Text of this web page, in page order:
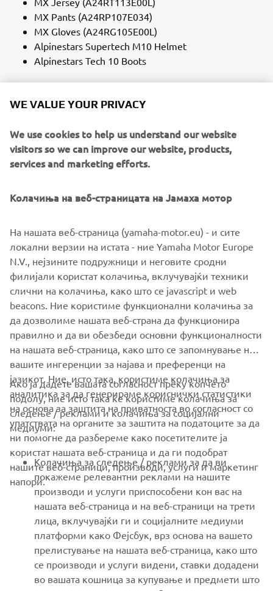
MX Pants (A24RP107E034)
MX Gloves (A24RG105E00L)
Alpinestars Supertech M10 Helmet
Alpinestars Tech 10 Boots
CORPORATE
FOR BUSINESS
MORE YAMAHA
SUPPORT
NEWSLETTER
WE VALUE YOUR PRIVACY
We use cookies to help us understand our website
visitors so we can improve our website, products,
services and marketing efforts.
Колачиња на веб-страницата на Јамаха мотор
На нашата веб-страница (yamaha-motor.eu) - и сите
локални верзии на истата - ние Yamaha Motor Europe
N.V., нејзините подружници и неговите сродни
филијали користат колачиња, вклучувајќи техники
слични на колачиња, како што се javascript и web
beacons. Ние користиме функционални колачиња за
да дозволиме нашата веб-страна да функционира
правилно и да ви обезбеди основни функционалности
на нашата веб-страница, како што се запомнување на
вашите ингеренции за најава и преференци на
јазикот. Ние, исто така, користиме колачиња за
аналитика за да генерираме кориснички статистики
на основа за заштита на приватноста во согласност со
упатствата на органите за заштита на податоците за да
ни помогне да разбереме како посетителите ја
користат нашата веб-страница и да ги подобрат
нашите веб-страници, производи, услуги и маркетинг
напори.
Ако ја дадете вашата согласност преку копчето
подолу, ние исто така ќе користиме колачиња за
следење / реклами и колачиња за социјални
медиуми:
Колачиња за следење / реклами за да ви
покажеме релевантни реклами на нашите
производи и услуги приспособени кон вас на
нашата веб-страница и на веб-страници на трети
лица, вклучувајќи ги и социјалните медиуми
платформи како Фејсбук, врз основа на вашето
прелистување на нашата веб-страница, како што
се производи и услуги видени, ставки додадени
во вашата кошница за купување и предмети што